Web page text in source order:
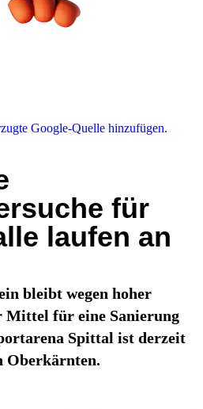
Google-Quelle hinzufügen.
für
laufen an
bleibt wegen hoher
Mittel für eine Sanierung
Spittal ist derzeit
Oberkärnten.